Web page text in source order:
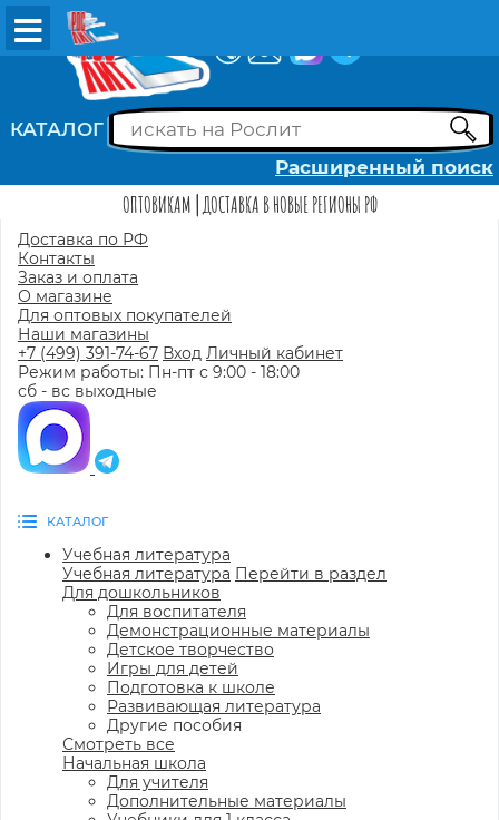
КАТАЛОГ
Расширенный поиск
ОПТОВИКАМ ДОСТАВКА В НОВЫЕ РЕГИОНЫ РФ
Доставка по РФ
Контакты
Заказ и оплата
О магазине
Для оптовых покупателей
Наши магазины
+7 (499) 391-74-67 Вход Личный кабинет
Режим работы: Пн-пт с 9:00 - 18:00
сб - вс выходные
КАТАЛОГ
Учебная литература
Учебная литература Перейти в раздел
Для дошкольников
Для воспитателя
Демонстрационные материалы
Детское творчество
Игры для детей
Подготовка к школе
Развивающая литература
Другие пособия
Смотреть все
Начальная школа
Для учителя
Дополнительные материалы